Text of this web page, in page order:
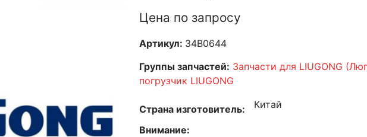
Цена по запросу
Артикул: 34B0644
Группы запчастей: Запчасти для LIUGONG
погрузчик LIUGONG
Страна изготовитель Китай
Внимание